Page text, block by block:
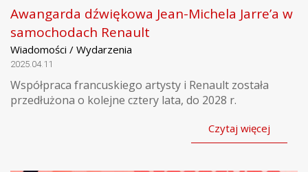
Awangarda dźwiękowa Jean-Michela Jarre’a w
samochodach Renault
Wiadomości / Wydarzenia
2025.04.11
Współpraca francuskiego artysty i Renault została
przedłużona o kolejne cztery lata, do 2028 r.
Czytaj więcej